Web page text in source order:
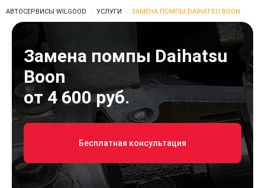
АВТОСЕРВИСЫ WILGOOD УСЛУГИ ЗАМЕНА ПОМПЫ DAIHATSU BOON
Замена помпы Daihatsu
Boon
от 4 600 руб.
Бесплатная консультация